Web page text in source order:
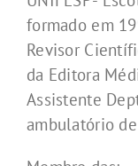
formado em
Revisor
da Editora
Assistente
ambulatório